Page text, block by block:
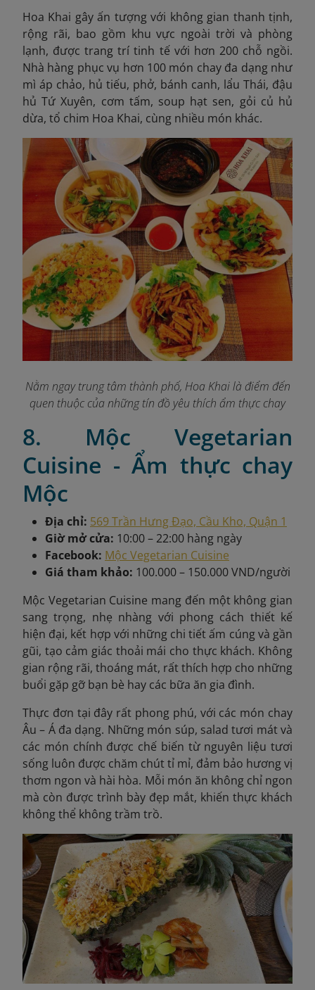
Hoa Khai gây ấn tượng với không gian thanh tịnh,
rộng rãi, bao gồm khu vực ngoài trời và phòng
lạnh, được trang trí tinh tế với hơn 200 chỗ ngồi.
Nhà hàng phục vụ hơn 100 món chay đa dạng như
mì áp chảo, hủ tiếu, phở, bánh canh, lẩu Thái, đậu
hủ Tứ Xuyên, cơm tấm, soup hạt sen, gỏi củ hủ
dừa, tổ chim Hoa Khai, cùng nhiều món khác.
Nằm ngay trung tâm thành phố, Hoa Khai là điểm đến
quen thuộc của những tín đồ yêu thích ẩm thực chay
8. Mộc Vegetarian
Cuisine - Ẩm thực chay
Mộc
Địa chỉ: 569 Trần Hưng Đạo, Cầu Kho, Quận 1
Giờ mở cửa: 10:00 – 22:00 hàng ngày
Facebook: Mộc Vegetarian Cuisine
Giá tham khảo: 100.000 – 150.000 VND/người
Mộc Vegetarian Cuisine mang đến một không gian
sang trọng, nhẹ nhàng với phong cách thiết kế
hiện đại, kết hợp với những chi tiết ấm cúng và gần
gũi, tạo cảm giác thoải mái cho thực khách. Không
gian rộng rãi, thoáng mát, rất thích hợp cho những
buổi gặp gỡ bạn bè hay các bữa ăn gia đình.
Thực đơn tại đây rất phong phú, với các món chay
Âu – Á đa dạng. Những món súp, salad tươi mát và
các món chính được chế biến từ nguyên liệu tươi
sống luôn được chăm chút tỉ mỉ, đảm bảo hương vị
thơm ngon và hài hòa. Mỗi món ăn không chỉ ngon
mà còn được trình bày đẹp mắt, khiến thực khách
không thể không trầm trồ.